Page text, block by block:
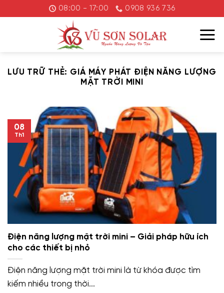
đến
08:00 - 17:00 0908 936 736
LƯU TRỮ THẺ: GIÁ MÁY PHÁT ĐIỆN NĂNG LƯỢNG
MẶT TRỜI MINI
Điện năng lượng mặt trời mini – Giải pháp hữu ích
cho các thiết bị nhỏ
Điện năng lượng mặt trời mini là từ khóa được tìm
kiếm nhiều trong thời...
08
Th1